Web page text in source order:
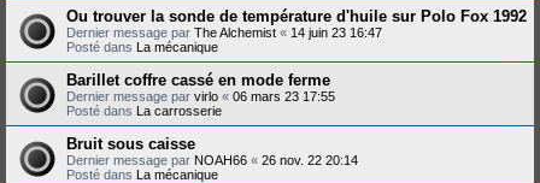
Ou trouver la sonde de température d'huile sur Polo Fox 1992
Dernier message par The Alchemist « 14 juin 23 16:47
Posté dans La mécanique
Barillet coffre cassé en mode ferme
Dernier message par virlo « 06 mars 23 17:55
Posté dans La carrosserie
Bruit sous caisse
Dernier message par NOAH66 « 26 nov. 22 20:14
Posté dans La mécanique